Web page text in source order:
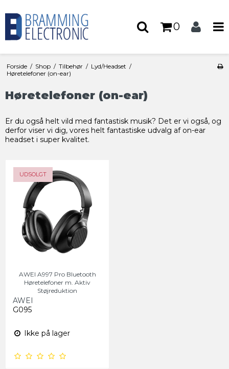
0
Forside / Shop / Tilbehør / Lyd/Headset /
Høretelefoner (on-ear)
Høretelefoner (on-ear)
Er du også helt vild med fantastisk musik? Det er vi også, og
derfor viser vi dig, vores helt fantastiske udvalg af on-ear
headset i super kvalitet.
UDSOLGT
AWEI A997 Pro Bluetooth
Høretelefoner m. Aktiv
Støjreduktion
AWEI
G095
Ikke på lager